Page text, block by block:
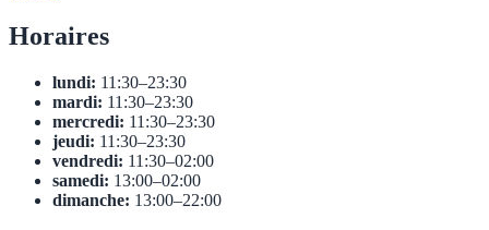
Horaires
lundi: 11:30–23:30
mardi: 11:30–23:30
mercredi: 11:30–23:30
jeudi: 11:30–23:30
vendredi: 11:30–02:00
samedi: 13:00–02:00
dimanche: 13:00–22:00